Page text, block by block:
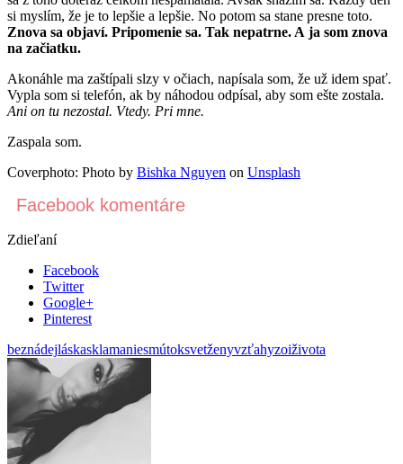
si myslím, že je to lepšie a lepšie. No potom sa stane presne toto.
Znova sa objaví. Pripomenie sa. Tak nepatrne. A ja som znova
na začiatku.
Akonáhle ma zaštípali slzy v očiach, napísala som, že už idem spať.
Vypla som si telefón, ak by náhodou odpísal, aby som ešte zostala.
Ani on tu nezostal. Vtedy. Pri mne.
Zaspala som.
Coverphoto: Photo by Bishka Nguyen on Unsplash
Facebook komentáre
Zdieľaní
Facebook
Twitter
Google+
Pinterest
beznádejláskasklamaniesmútoksvetženyvzťahyzoiživota